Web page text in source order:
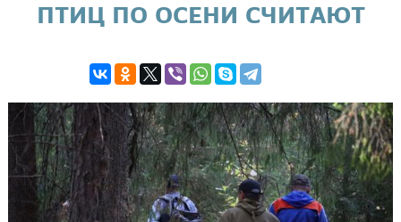
здесь
ПТИЦ ПО ОСЕНИ СЧИТАЮТ